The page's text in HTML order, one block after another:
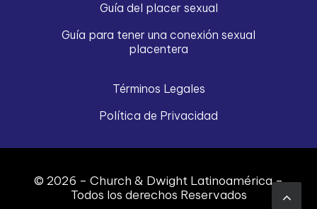
Guía del placer sexual
Guía para tener una conexión sexual
placentera
Términos Legales
Política de Privacidad
© 2026 – Church & Dwight Latinoamérica –
Todos los derechos Reservados